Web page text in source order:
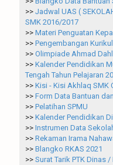
>> Jadwal UAS (
SMK 2016/2017
>> Materi Penguatan
>> Pengembangan
>> Olimpiade Ahmad
>> Kalender Pendidikan
Tengah Tahun Pelajaran
>> Kisi - Kisi Akhlaq SMK
>> Form Data Bantuan
>> Pelatihan SPMU
>> Kalender Pendidikan
>> Instrumen Data
>> Rekaman Irama
>> Blangko RKAS 2021
>> Surat Tarik PTK Dinas